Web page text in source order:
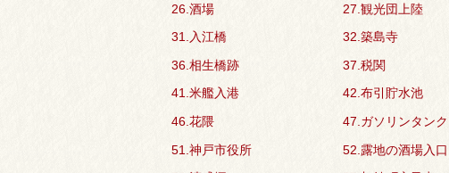
26.酒場
27.観光団上陸
31.入江橋
32.築島寺
36.相生橋跡
37.税関
41.米艦入港
42.布引貯水池
46.花隈
47.ガソリンタンク
51.神戸市役所
52.露地の酒場入口